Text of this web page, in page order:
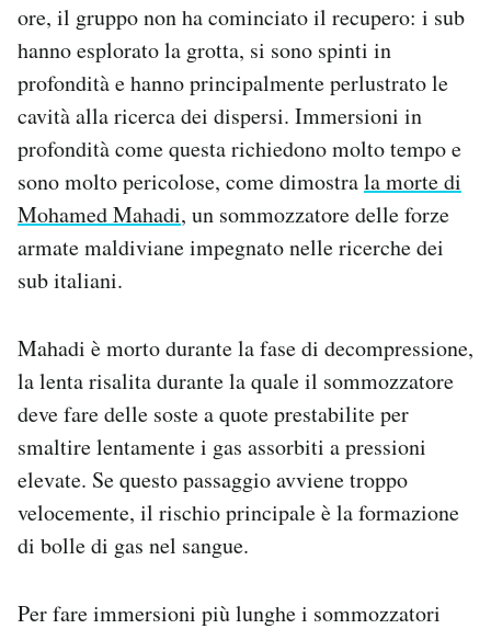
ore, il gruppo non ha cominciato il recupero: i sub
hanno esplorato la grotta, si sono spinti in
profondità e hanno principalmente perlustrato le
cavità alla ricerca dei dispersi. Immersioni in
profondità come questa richiedono molto tempo e
sono molto pericolose, come dimostrala morte di
Mohamed Mahadi, un sommozzatore delle forze
armate maldiviane impegnato nelle ricerche dei
sub italiani.
Mahadi è morto durante la fase di decompressione,
la lenta risalita durante la quale il sommozzatore
deve fare delle soste a quote prestabilite per
smaltire lentamente i gas assorbiti a pressioni
elevate. Se questo passaggio avviene troppo
velocemente, il rischio principale è la formazione
di bolle di gas nel sangue.
Per fare immersioni più lunghe i sommozzatori